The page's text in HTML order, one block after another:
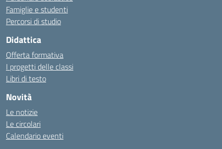
Famiglie e studenti
Percorsi di studio
Didattica
Offerta formativa
I progetti delle classi
Libri di testo
Novità
Le notizie
Le circolari
Calendario eventi